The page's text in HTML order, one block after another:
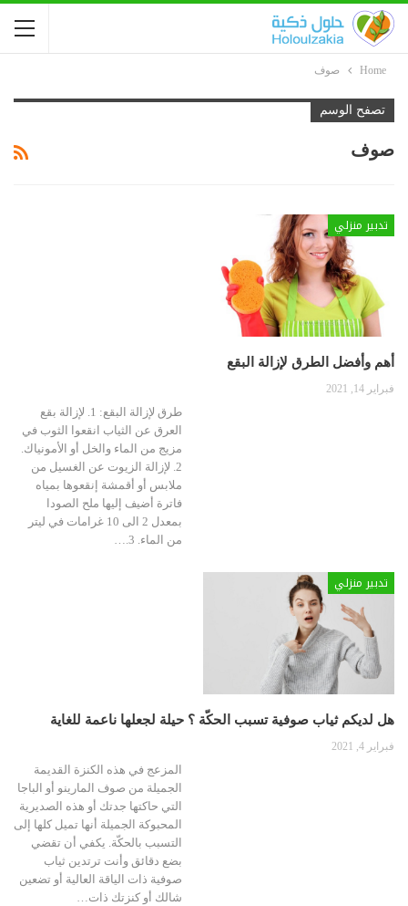
Home صوف
تصفح الوسم
صوف
تدبير منزلي
أهم وأفضل الطرق لإزالة البقع
فبراير 14, 2021
طرق لإزالة البقع: 1. لإزالة بقع
العرق عن الثياب انقعوا الثوب في
مزيج من الماء والخل أو الأمونياك.
2. لإزالة الزيوت عن الغسيل من
ملابس أو أقمشة إنقعوها بمياه
فاترة أضيف إليها ملح الصودا
بمعدل 2 الى 10 غرامات في ليتر
من الماء. 3.…
تدبير منزلي
هل لديكم ثياب صوفية تسبب الحكّة ؟ حيلة لجعلها ناعمة للغاية
فبراير 4, 2021
المزعج في هذه الكنزة القديمة
الجميلة من صوف المارينو أو الباجا
التي حاكتها جدتك أو هذه الصديرية
المحبوكة الجميلة أنها تميل كلها إلى
التسبب بالحكّة. يكفي أن تقضي
بضع دقائق وأنت ترتدين ثياب
صوفية ذات الياقة العالية أو تضعين
شالك أو كنزتك ذات…